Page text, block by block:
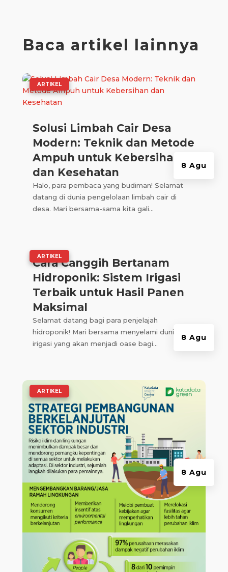
Baca artikel lainnya
Solusi Limbah Cair Desa
Modern: Teknik dan Metode
Ampuh untuk Kebersihan
dan Kesehatan
8 Agu
ARTIKEL
Halo, para pembaca yang budiman! Selamat
datang di dunia pengelolaan limbah cair di
desa. Mari bersama-sama kita gali...
Cara Canggih Bertanam
Hidroponik: Sistem Irigasi
Terbaik untuk Hasil Panen
Maksimal
8 Agu
ARTIKEL
Selamat datang bagi para penjelajah
hidroponik! Mari bersama menyelami dunia
irigasi yang akan menjadi oase bagi...
8 Agu
ARTIKEL